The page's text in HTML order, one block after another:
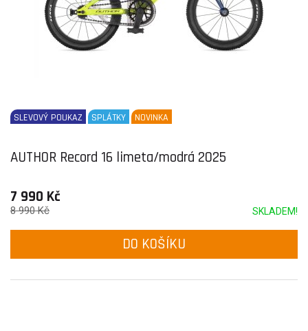
SLEVOVÝ POUKAZ SPLÁTKY NOVINKA
AUTHOR Record 16 limeta/modrá 2025
7 990 Kč
SKLADEM!
8 990 Kč
DO KOŠÍKU